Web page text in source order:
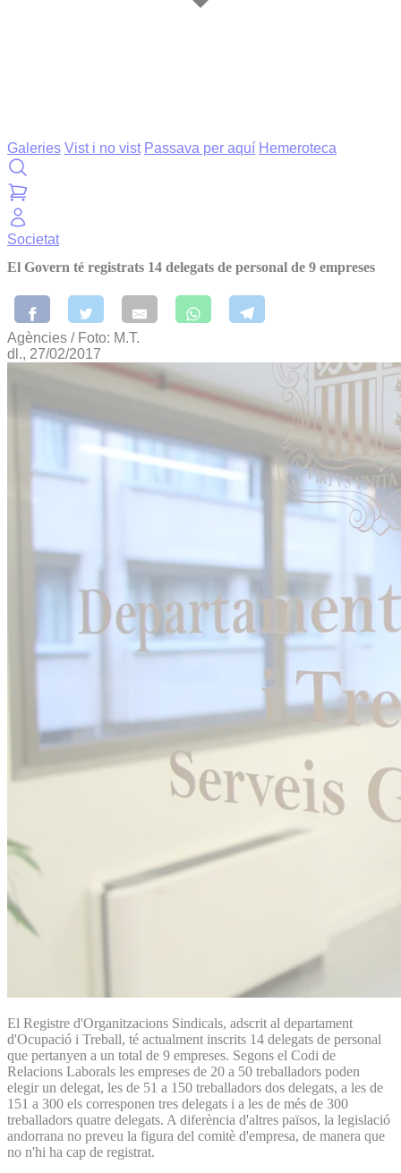
Galeries Vist i no vist Passava per aquí Hemeroteca
Societat
El Govern té registrats 14 delegats de personal de 9 empreses
Agències / Foto: M.T.
dl., 27/02/2017
El Registre d'Organitzacions Sindicals, adscrit al departament
d'Ocupació i Treball, té actualment inscrits 14 delegats de personal
que pertanyen a un total de 9 empreses. Segons el Codi de
Relacions Laborals les empreses de 20 a 50 treballadors poden
elegir un delegat, les de 51 a 150 treballadors dos delegats, a les de
151 a 300 els corresponen tres delegats i a les de més de 300
treballadors quatre delegats. A diferència d'altres països, la legislació
andorrana no preveu la figura del comitè d'empresa, de manera que
no n'hi ha cap de registrat.